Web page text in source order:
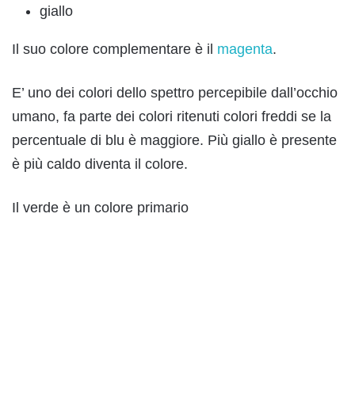
giallo
Il suo colore complementare è il magenta.
E’ uno dei colori dello spettro percepibile dall’occhio
umano, fa parte dei colori ritenuti colori freddi se la
percentuale di blu è maggiore. Più giallo è presente
è più caldo diventa il colore.
Il verde è un colore primario